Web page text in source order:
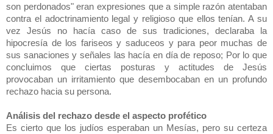
son perdonados" eran expresiones que a simple razón atentaban
contra el adoctrinamiento legal y religioso que ellos tenían. A su
vez Jesús no hacía caso de sus tradiciones, declaraba la
hipocresía de los fariseos y saduceos y para peor muchas de
sus sanaciones y señales las hacía en día de reposo; Por lo que
concluimos que ciertas posturas y actitudes de Jesús
provocaban un irritamiento que desembocaban en un profundo
rechazo hacia su persona.
Análisis del rechazo desde el aspecto profético
Es cierto que los judíos esperaban un Mesías, pero su certeza